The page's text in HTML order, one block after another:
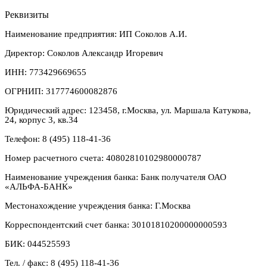
Реквизиты
Наименование предприятия: ИП Соколов А.И.
Директор: Соколов Александр Игоревич
ИНН: 773429669655
ОГРНИП: 317774600082876
Юридический адрес: 123458, г.Москва, ул. Маршала Катукова,
24, корпус 3, кв.34
Телефон: 8 (495) 118-41-36
Номер расчетного счета: 40802810102980000787
Наименование учреждения банка: Банк получателя ОАО
«АЛЬФА-БАНК»
Местонахождение учреждения банка: Г.Москва
Корреспондентский счет банка: 30101810200000000593
БИК: 044525593
Тел. / факс: 8 (495) 118-41-36